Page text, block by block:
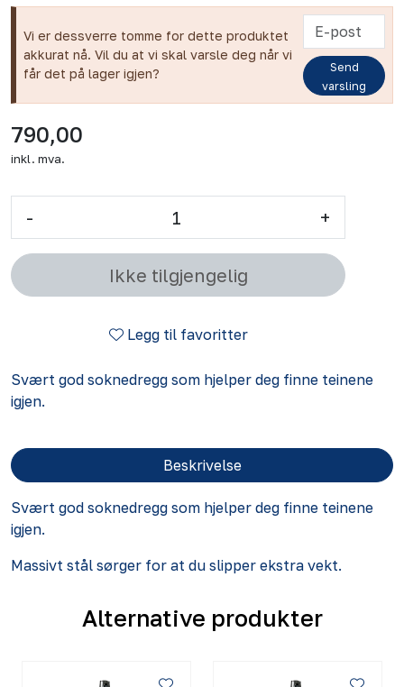
Vi er dessverre tomme for dette produktet
akkurat nå. Vil du at vi skal varsle deg når vi
får det på lager igjen?
Send
varsling
790,00
inkl. mva.
- +
Ikke tilgjengelig
Legg til favoritter
Svært god soknedregg som hjelper deg finne teinene
igjen.
Beskrivelse
Svært god soknedregg som hjelper deg finne teinene
igjen.
Massivt stål sørger for at du slipper ekstra vekt.
Alternative produkter